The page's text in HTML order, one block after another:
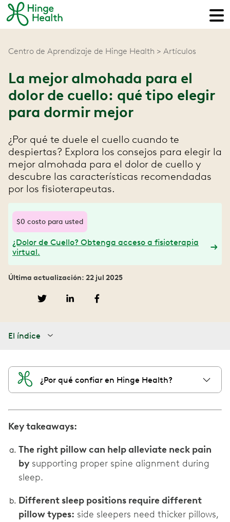
Centro de Aprendizaje de Hinge Health Artículos
La mejor almohada para el
dolor de cuello: qué tipo elegir
para dormir mejor
¿Por qué te duele el cuello cuando te
despiertas? Explora los consejos para elegir la
mejor almohada para el dolor de cuello y
descubre las características recomendadas
por los fisioterapeutas.
$0 costo para usted
¿Dolor de Cuello? Obtenga acceso a fisioterapia
virtual.
Última actualización: 22 jul 2025
El índice
¿Por qué confiar en Hinge Health?
Key takeaways:
The right pillow can help alleviate neck pain
by supporting proper spine alignment during
sleep.
Different sleep positions require different
pillow types: side sleepers need thicker pillows,